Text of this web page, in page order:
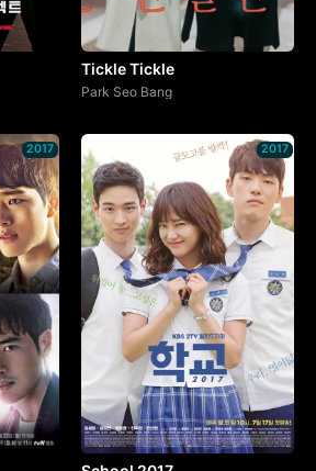
Tickle Tickle
Park Seo Bang
2017 2017